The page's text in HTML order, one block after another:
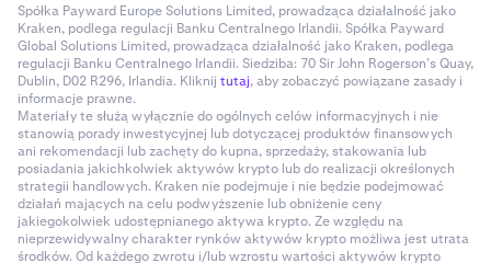
Spółka Payward Europe Solutions Limited, prowadząca działalność jako
Kraken, podlega regulacji Banku Centralnego Irlandii. Spółka Payward
Global Solutions Limited, prowadząca działalność jako Kraken, podlega
regulacji Banku Centralnego Irlandii. Siedziba: 70 Sir John Rogerson’s Quay,
Dublin, D02 R296, Irlandia. Kliknij tutaj, aby zobaczyć powiązane zasady i
informacje prawne.
Materiały te służą wyłącznie do ogólnych celów informacyjnych i nie
stanowią porady inwestycyjnej lub dotyczącej produktów finansowych
ani rekomendacji lub zachęty do kupna, sprzedaży, stakowania lub
posiadania jakichkolwiek aktywów krypto lub do realizacji określonych
strategii handlowych. Kraken nie podejmuje i nie będzie podejmować
działań mających na celu podwyższenie lub obniżenie ceny
jakiegokolwiek udostępnianego aktywa krypto. Ze względu na
nieprzewidywalny charakter rynków aktywów krypto możliwa jest utrata
środków. Od każdego zwrotu i/lub wzrostu wartości aktywów krypto